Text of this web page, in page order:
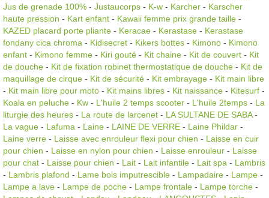
Jus de grenade 100% - Justaucorps - K-w - Karcher - Karscher
haute pression - Kart enfant - Kawaii femme prix grande taille -
KAZED placard porte pliante - Keracae - Kerastase - Kerastase
fondany cica chroma - Kidisecret - Kikers bottes - Kimono - Kimono
enfant - Kimono femme - Kiri gouté - Kit chaine - Kit de couvert - Kit
de douche - Kit de fixation robinet thermostatique de douche - Kit de
maquillage de cirque - Kit de sécurité - Kit embrayage - Kit main libre
- Kit main libre pour moto - Kit mains libres - Kit naissance - Kitesurf -
Koala en peluche - Kw - L'huile 2 temps scooter - L'huile 2temps - La
liturgie des heures - La route de larcenet - LA SULTANE DE SABA-
La vague - Lafuma - Laine - LAINE DE VERRE - Laine Phildar -
Laine verre - Laisse avec enrouleur flexi pour chien - Laisse en cuir
pour chien - Laisse en nylon pour chien - Laisse enrouleur - Laisse
pour chat - Laisse pour chien - Lait - Lait infantile - Lait spa - Lambris
- Lambris plafond - Lame bois imputrescible - Lampadaire - Lampe -
Lampe a lave - Lampe de poche - Lampe frontale - Lampe torche -